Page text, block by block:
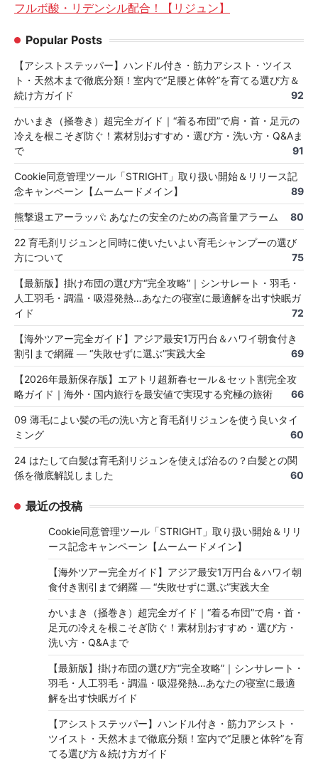
フルボ酸・リデンシル配合！【リジュン】
Popular Posts
【アシストステッパー】ハンドル付き・筋力アシスト・ツイス
ト・天然木まで徹底分類！室内で“足腰と体幹”を育てる選び方＆
続け方ガイド
92
かいまき（掻巻き）超完全ガイド｜“着る布団”で肩・首・足元の
冷えを根こそぎ防ぐ！素材別おすすめ・選び方・洗い方・Q&Aま
で
91
Cookie同意管理ツール「STRIGHT」取り扱い開始＆リリース記
念キャンペーン【ムームードメイン】
89
熊撃退エアーラッパ: あなたの安全のための高音量アラーム 80
22 育毛剤リジュンと同時に使いたいよい育毛シャンプーの選び
方について
75
【最新版】掛け布団の選び方“完全攻略”｜シンサレート・羽毛・
人工羽毛・調温・吸湿発熱…あなたの寝室に最適解を出す快眠ガ
イド
72
【海外ツアー完全ガイド】アジア最安1万円台＆ハワイ朝食付き
割引まで網羅 ― “失敗せずに選ぶ”実践大全
69
【2026年最新保存版】エアトリ超新春セール＆セット割完全攻
略ガイド｜海外・国内旅行を最安値で実現する究極の旅術
66
09 薄毛によい髪の毛の洗い方と育毛剤リジュンを使う良いタイ
ミング
60
24 はたして白髪は育毛剤リジュンを使えば治るの？白髪との関
係を徹底解説しました
60
最近の投稿
Cookie同意管理ツール「STRIGHT」取り扱い開始＆リリ
ース記念キャンペーン【ムームードメイン】
【海外ツアー完全ガイド】アジア最安1万円台＆ハワイ朝
食付き割引まで網羅 ― “失敗せずに選ぶ”実践大全
かいまき（掻巻き）超完全ガイド｜“着る布団”で肩・首・
足元の冷えを根こそぎ防ぐ！素材別おすすめ・選び方・
洗い方・Q&Aまで
【最新版】掛け布団の選び方“完全攻略”｜シンサレート・
羽毛・人工羽毛・調温・吸湿発熱…あなたの寝室に最適
解を出す快眠ガイド
【アシストステッパー】ハンドル付き・筋力アシスト・
ツイスト・天然木まで徹底分類！室内で“足腰と体幹”を育
てる選び方＆続け方ガイド